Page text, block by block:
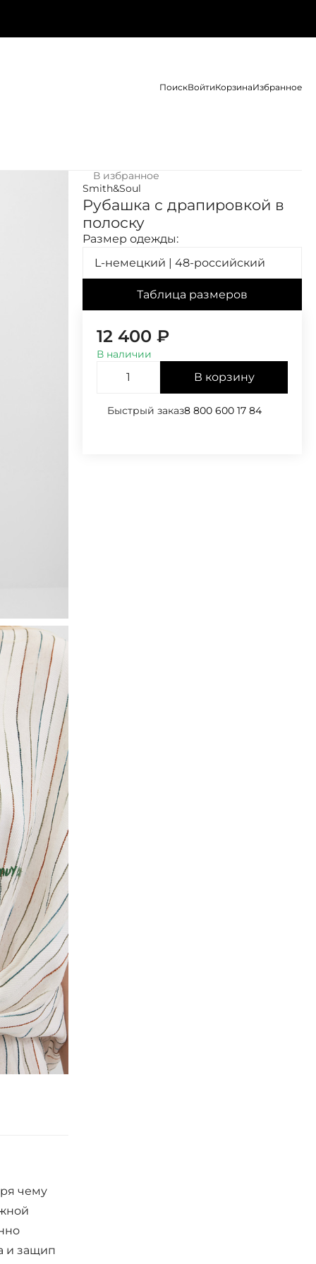
ПоискВойтиКорзинаИзбранное
чему
и защип
В избранное
Smith&Soul
Рубашка с драпировкой в
полоску
Размер одежды:
L-немецкий | 48-российский
Таблица размеров
12 400 ₽
В наличии
В корзину
Быстрый заказ8 800 600 17 84